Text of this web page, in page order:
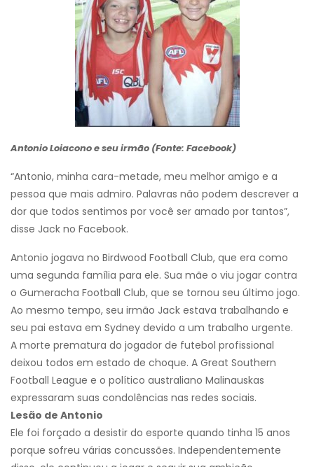
Antonio Loiacono e seu irmão (Fonte: Facebook)
“Antonio, minha cara-metade, meu melhor amigo e a
pessoa que mais admiro. Palavras não podem descrever a
dor que todos sentimos por você ser amado por tantos”,
disse Jack no Facebook.
Antonio jogava no Birdwood Football Club, que era como
uma segunda família para ele. Sua mãe o viu jogar contra
o Gumeracha Football Club, que se tornou seu último jogo.
Ao mesmo tempo, seu irmão Jack estava trabalhando e
seu pai estava em Sydney devido a um trabalho urgente.
A morte prematura do jogador de futebol profissional
deixou todos em estado de choque. A Great Southern
Football League e o político australiano Malinauskas
expressaram suas condolências nas redes sociais.
Lesão de Antonio
Ele foi forçado a desistir do esporte quando tinha 15 anos
porque sofreu várias concussões. Independentemente